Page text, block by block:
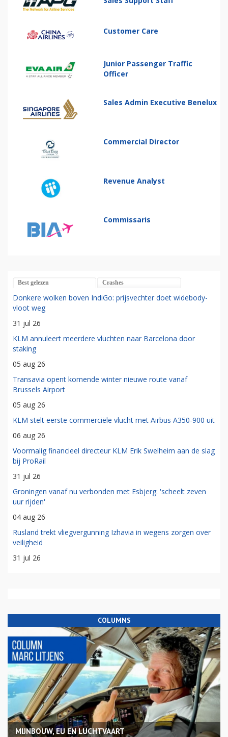
Customer Care
Junior Passenger Traffic
Officer
Sales Admin Executive Benelux
Commercial Director
Revenue Analyst
Commissaris
Best gelezen Crashes
Donkere wolken boven IndiGo: prijsvechter doet widebody-
vloot weg
31 jul 26
KLM annuleert meerdere vluchten naar Barcelona door
staking
05 aug 26
Transavia opent komende winter nieuwe route vanaf
Brussels Airport
05 aug 26
KLM stelt eerste commerciële vlucht met Airbus A350-900 uit
06 aug 26
Voormalig financieel directeur KLM Erik Swelheim aan de slag
bij ProRail
31 jul 26
Groningen vanaf nu verbonden met Esbjerg: 'scheelt zeven
uur rijden'
04 aug 26
Rusland trekt vliegvergunning Izhavia in wegens zorgen over
veiligheid
31 jul 26
COLUMNS
MIJNBOUW, EU EN LUCHTVAART